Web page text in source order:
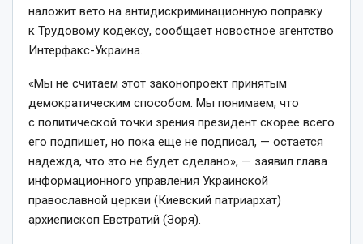
наложит вето на антидискриминационную поправку
к Трудовому кодексу, сообщает новостное агентство
Интерфакс-Украина.
«Мы не считаем этот законопроект принятым
демократическим способом. Мы понимаем, что
с политической точки зрения президент скорее всего
его подпишет, но пока еще не подписал, — остается
надежда, что это не будет сделано», — заявил глава
информационного управления Украинской
православной церкви (Киевский патриархат)
архиепископ Евстратий (Зоря).